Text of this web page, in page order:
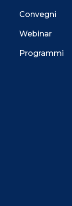
Convegni
Webinar
Programmi